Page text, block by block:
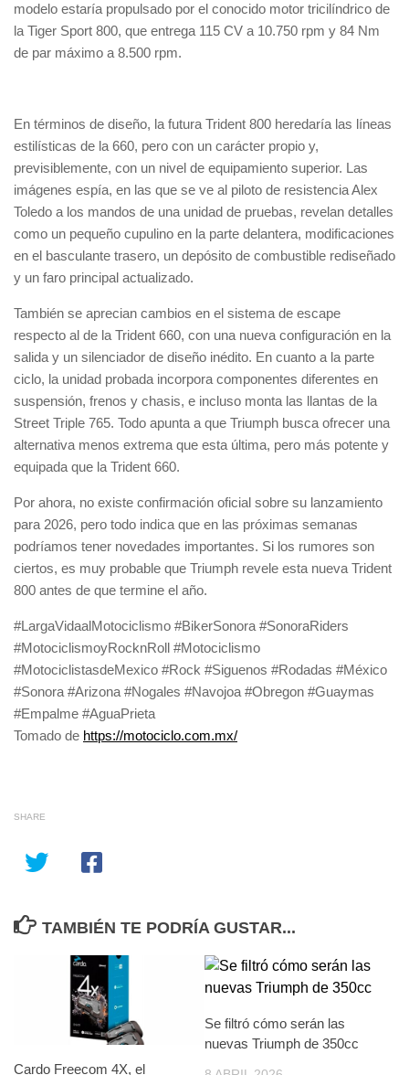
modelo estaría propulsado por el conocido motor tricilíndrico de
la Tiger Sport 800, que entrega 115 CV a 10.750 rpm y 84 Nm
de par máximo a 8.500 rpm.
En términos de diseño, la futura Trident 800 heredaría las líneas
estilísticas de la 660, pero con un carácter propio y,
previsiblemente, con un nivel de equipamiento superior. Las
imágenes espía, en las que se ve al piloto de resistencia Alex
Toledo a los mandos de una unidad de pruebas, revelan detalles
como un pequeño cupulino en la parte delantera, modificaciones
en el basculante trasero, un depósito de combustible rediseñado
y un faro principal actualizado.
También se aprecian cambios en el sistema de escape
respecto al de la Trident 660, con una nueva configuración en la
salida y un silenciador de diseño inédito. En cuanto a la parte
ciclo, la unidad probada incorpora componentes diferentes en
suspensión, frenos y chasis, e incluso monta las llantas de la
Street Triple 765. Todo apunta a que Triumph busca ofrecer una
alternativa menos extrema que esta última, pero más potente y
equipada que la Trident 660.
Por ahora, no existe confirmación oficial sobre su lanzamiento
para 2026, pero todo indica que en las próximas semanas
podríamos tener novedades importantes. Si los rumores son
ciertos, es muy probable que Triumph revele esta nueva Trident
800 antes de que termine el año.
#LargaVidaalMotociclismo #BikerSonora #SonoraRiders
#MotociclismoyRocknRoll #Motociclismo
#MotociclistasdeMexico #Rock #Siguenos #Rodadas #México
#Sonora #Arizona #Nogales #Navojoa #Obregon #Guaymas
#Empalme #AguaPrieta
Tomado de https://motociclo.com.mx/
SHARE
TAMBIÉN TE PODRÍA GUSTAR...
Cardo Freecom 4X, el
Se filtró cómo serán las
nuevas Triumph de 350cc